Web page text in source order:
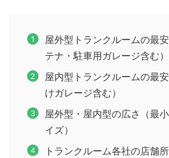
屋外型トランクルームの最
テナ・駐車用ガレージ含む）
屋内型トランクルームの最
けガレージ含む）
屋外型・屋内型の広さ（最
イズ）
トランクルーム各社の店舗